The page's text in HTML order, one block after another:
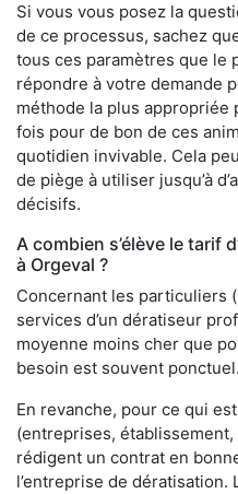
Si vous vous posez la
de ce processus, sachez
tous ces paramètres que le
répondre à votre demande
méthode la plus appropriée
fois pour de bon de ces
quotidien invivable. Cela
de piège à utiliser jusqu’à
décisifs.
A combien s’élève le tarif
à Orgeval ?
Concernant les particuliers
services d’un dératiseur
moyenne moins cher que
besoin est souvent ponctuel.
En revanche, pour ce qui
(entreprises,
rédigent un contrat en
l’entreprise de dératisation.